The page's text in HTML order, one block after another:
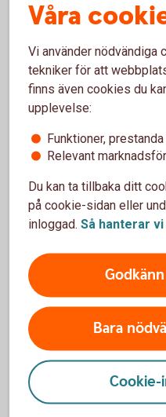
Har du en helt
fysiska lokaler?
du? Krävs det
utveckling? Ska
gäller då? Vilka
att förhålla dig till?
Så här gör du en
Vill du komma i gång
kund hos oss får du
Almi med mall, guide
enkelt skapar en
Affärsplan - guide
(NyföretagarCentrum)
Affärsplan mall
Våra
Vi använder nödvändiga
tekniker för att
finns även cookies du
upplevelse:
Funktioner,
Relevant
Du kan ta tillbaka ditt
på cookie-sidan eller
inloggad. Så hanterar vi
Bara
Cookie-